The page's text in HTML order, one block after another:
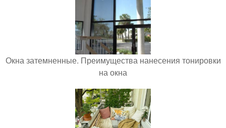
Окна затемненные. Преимущества нанесения тонировки
на окна